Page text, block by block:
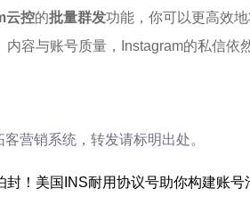
云控的批量群发功能，你可以更高效
内容与账号质量，Instagram的私信依
营销系统，转发请标明出处。
封！美国INS耐用协议号助你构建账号